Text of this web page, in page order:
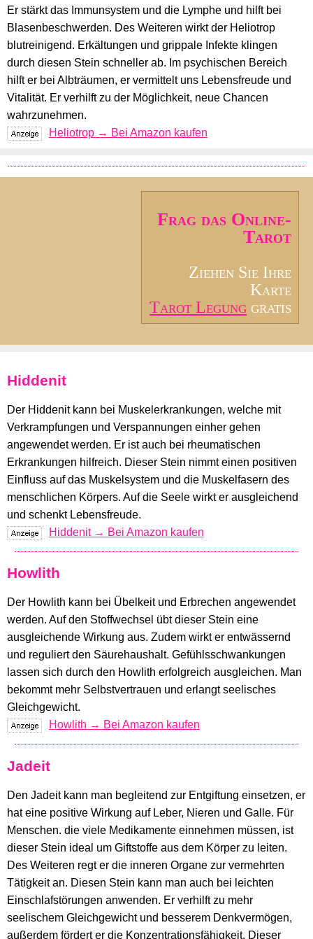
Er stärkt das Immunsystem und die Lymphe und hilft bei
Blasenbeschwerden. Des Weiteren wirkt der Heliotrop
blutreinigend. Erkältungen und grippale Infekte klingen
durch diesen Stein schneller ab. Im psychischen Bereich
hilft er bei Albträumen, er vermittelt uns Lebensfreude und
Vitalität. Er verhilft zu der Möglichkeit, neue Chancen
wahrzunehmen.
Heliotrop → Bei Amazon kaufen
Frag das Online-
Tarot
Ziehen Sie Ihre
Karte
Tarot Legung gratis
Hiddenit
Der Hiddenit kann bei Muskelerkrankungen, welche mit
Verkrampfungen und Verspannungen einher gehen
angewendet werden. Er ist auch bei rheumatischen
Erkrankungen hilfreich. Dieser Stein nimmt einen positiven
Einfluss auf das Muskelsystem und die Muskelfasern des
menschlichen Körpers. Auf die Seele wirkt er ausgleichend
und schenkt Lebensfreude.
Hiddenit → Bei Amazon kaufen
Howlith
Der Howlith kann bei Übelkeit und Erbrechen angewendet
werden. Auf den Stoffwechsel übt dieser Stein eine
ausgleichende Wirkung aus. Zudem wirkt er entwässernd
und reguliert den Säurehaushalt. Gefühlsschwankungen
lassen sich durch den Howlith erfolgreich ausgleichen. Man
bekommt mehr Selbstvertrauen und erlangt seelisches
Gleichgewicht.
Howlith → Bei Amazon kaufen
Jadeit
Den Jadeit kann man begleitend zur Entgiftung einsetzen, er
hat eine positive Wirkung auf Leber, Nieren und Galle. Für
Menschen. die viele Medikamente einnehmen müssen, ist
dieser Stein ideal um Giftstoffe aus dem Körper zu leiten.
Des Weiteren regt er die inneren Organe zur vermehrten
Tätigkeit an. Diesen Stein kann man auch bei leichten
Einschlafstörungen anwenden. Er verhilft zu mehr
seelischem Gleichgewicht und besserem Denkvermögen,
außerdem fördert er die Konzentrationsfähigkeit. Dieser